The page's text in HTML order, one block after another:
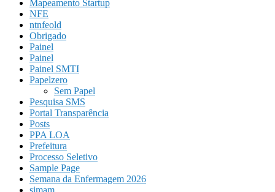
Mapeamento Startup
NFE
ntnfeold
Obrigado
Painel
Painel
Painel SMTI
Papelzero
Sem Papel
Pesquisa SMS
Portal Transparência
Posts
PPA LOA
Prefeitura
Processo Seletivo
Sample Page
Semana da Enfermagem 2026
simam